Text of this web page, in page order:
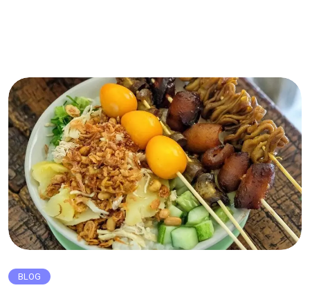
BLOG